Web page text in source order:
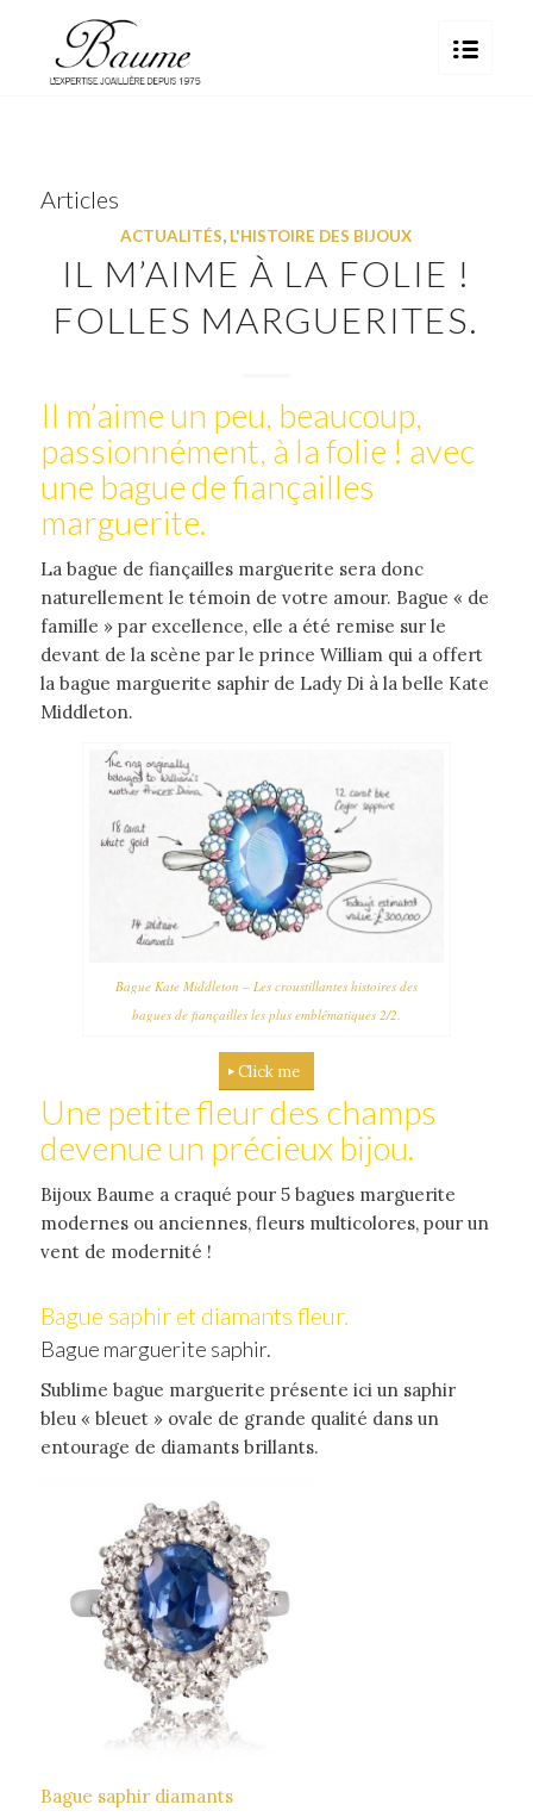
Articles
ACTUALITÉS, L'HISTOIRE DES BIJOUX
IL M’AIME À LA FOLIE !
FOLLES MARGUERITES.
Il m’aime un peu, beaucoup,
passionnément, à la folie ! avec
une bague de fiançailles
marguerite.
La bague de fiançailles marguerite sera donc
naturellement le témoin de votre amour. Bague « de
famille » par excellence, elle a été remise sur le
devant de la scène par le prince William qui a offert
la bague marguerite saphir de Lady Di à la belle Kate
Middleton.
Bague Kate Middleton – Les croustillantes histoires des
bagues de fiançailles les plus emblématiques 2/2.
Click me
Une petite fleur des champs
devenue un précieux bijou.
Bijoux Baume a craqué pour 5 bagues marguerite
modernes ou anciennes, fleurs multicolores, pour un
vent de modernité !
Bague saphir et diamants fleur.
Bague marguerite saphir.
Sublime bague marguerite présente ici un saphir
bleu « bleuet » ovale de grande qualité dans un
entourage de diamants brillants.
Bague saphir diamants